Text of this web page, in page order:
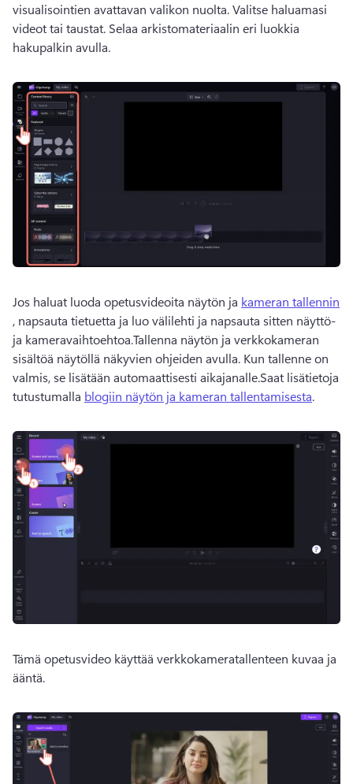
visualisointien avattavan valikon nuolta. Valitse haluamasi
videot tai taustat. Selaa arkistomateriaalin eri luokkia
hakupalkin avulla.
Jos haluat luoda opetusvideoita näytön ja kameran tallennin
, napsauta tietuetta ja luo välilehti ja napsauta sitten näyttö-
ja kameravaihtoehtoa.Tallenna näytön ja verkkokameran
sisältöä näytöllä näkyvien ohjeiden avulla. Kun tallenne on
valmis, se lisätään automaattisesti aikajanalle.Saat lisätietoja
tutustumalla blogiin näytön ja kameran tallentamisesta.
Tämä opetusvideo käyttää verkkokameratallenteen kuvaa ja
ääntä.